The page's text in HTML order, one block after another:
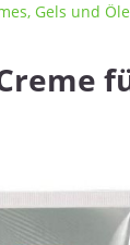
Gels und Öle